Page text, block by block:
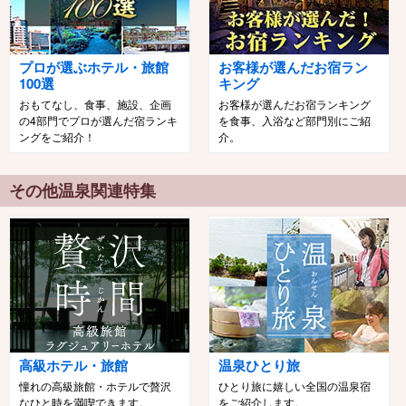
プロが選ぶホテル・旅館
100選
おもてなし、食事、施設、企画
の4部門でプロが選んだ宿ランキ
ングをご紹介！
お客様が選んだお宿ラン
キング
お客様が選んだお宿ランキング
を食事、入浴など部門別にご紹
介。
その他温泉関連特集
高級ホテル・旅館
憧れの高級旅館・ホテルで贅沢
なひと時を満喫できます。
温泉ひとり旅
ひとり旅に嬉しい全国の温泉宿
をご紹介します。